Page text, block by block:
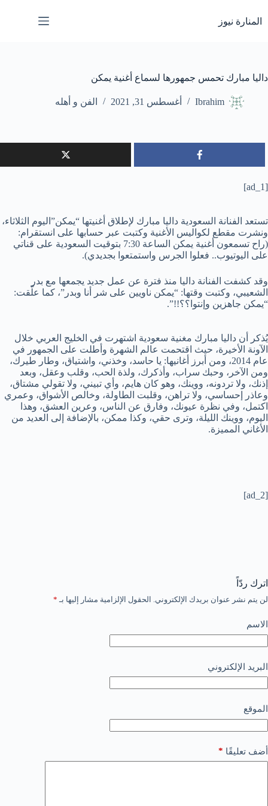
إلى
المحتوى
المنارة نيوز
داليا مبارك تحمس جمهورها لسماع أغنية يمكن
Ibrahim أغسطس 31, 2021 الفن و أهله
[ad_1]
تستعد الفنانة السعودية داليا مبارك لإطلاق أغنيتها “يمكن”اليوم الثلاثاء،
ونشرت مقطع لكواليس الأغنية وكتبت عبر حسابها على انستقرام:
(راح تسمعون أغنية يمكن الساعة 7:30 بتوقيت السعودية على قناتي
على اليوتيوب.. فعلوا الجرس واستمتعوا بجديدي).
وقد كشفت الفنانة داليا منذ فترة عن عمل جديد يجمعها مع بدر
الشعيبي، وكتبت وقتها: “يمكن ناويين على شر أنا وبدر”، كما علّقت:
“يمكن جاهزين وإنتوا؟؟!!”.
يُذكر أن داليا مبارك مغنية سعودية اشتهرت في الخليج العربي خلال
الآونة الأخيرة، حيث اقتحمت عالم الشهرة وأطلت على الجمهور في
عام 2014، ومن أبرز أغانيها: يا حاسد، وخذني، واشتياق، وطار طيرك،
ومن الآخر، وحبك سراب، وأذكرك، ولذة الحب، وقلب وعقل، وبعد
إذنك، ولا تردونه، ووينك، وهو كان هايم، وأي تبيني، ولا تقولي مشتاق،
وعاذر إحساسي، ولا تراهن، وقلبت الطاولة، وخالص الأشواق، وعمري
اكتمل، وفي نظرة عيونك، وفارق عن الناس، وعرين العشق، وهذا
اليوم، ووينك الليلة، وترى حقي، وكذا ممكن، بالإضافة إلى العديد من
الأغاني المميزة.
[ad_2]
اترك ردّاً
لن يتم نشر عنوان بريدك الإلكتروني. الحقول الإلزامية مشار إليها بـ *
الاسم
البريد الإلكتروني
الموقع
أضف تعليقًا *